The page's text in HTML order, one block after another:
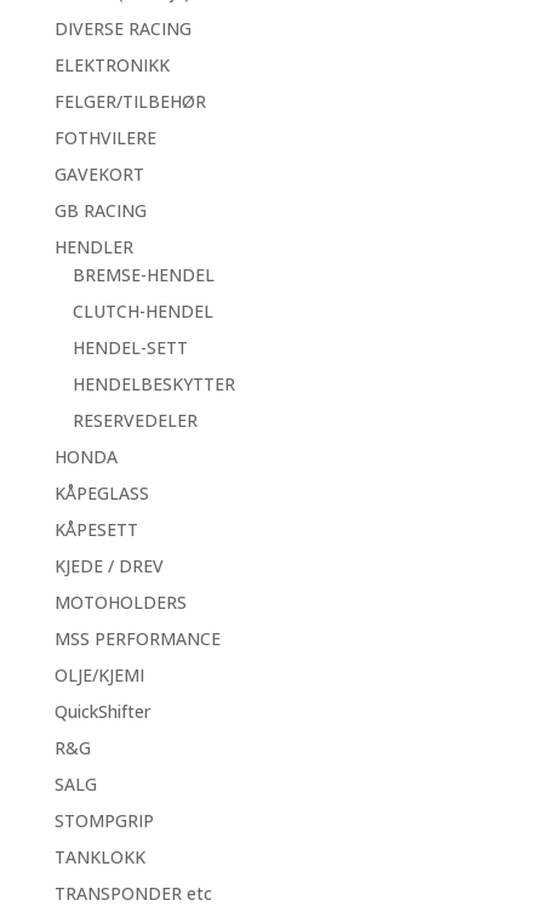
DIVERSE RACING
ELEKTRONIKK
FELGER/TILBEHØR
FOTHVILERE
GAVEKORT
GB RACING
HENDLER
BREMSE-HENDEL
CLUTCH-HENDEL
HENDEL-SETT
HENDELBESKYTTER
RESERVEDELER
HONDA
KÅPEGLASS
KÅPESETT
KJEDE / DREV
MOTOHOLDERS
MSS PERFORMANCE
OLJE/KJEMI
QuickShifter
R&G
SALG
STOMPGRIP
TANKLOKK
TRANSPONDER etc